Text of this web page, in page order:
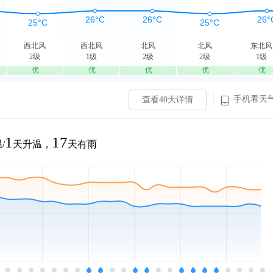
西北风
2级
优
西北风
1级
优
北风
2级
优
北风
2级
优
东北风
1级
优
查看40天详情 手机看天
/1 天升温， 17天有雨